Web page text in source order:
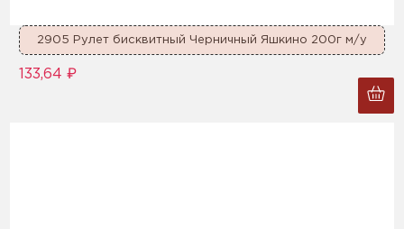
2905 Рулет бисквитный Черничный Яшкино 200г м/у
133,64 ₽